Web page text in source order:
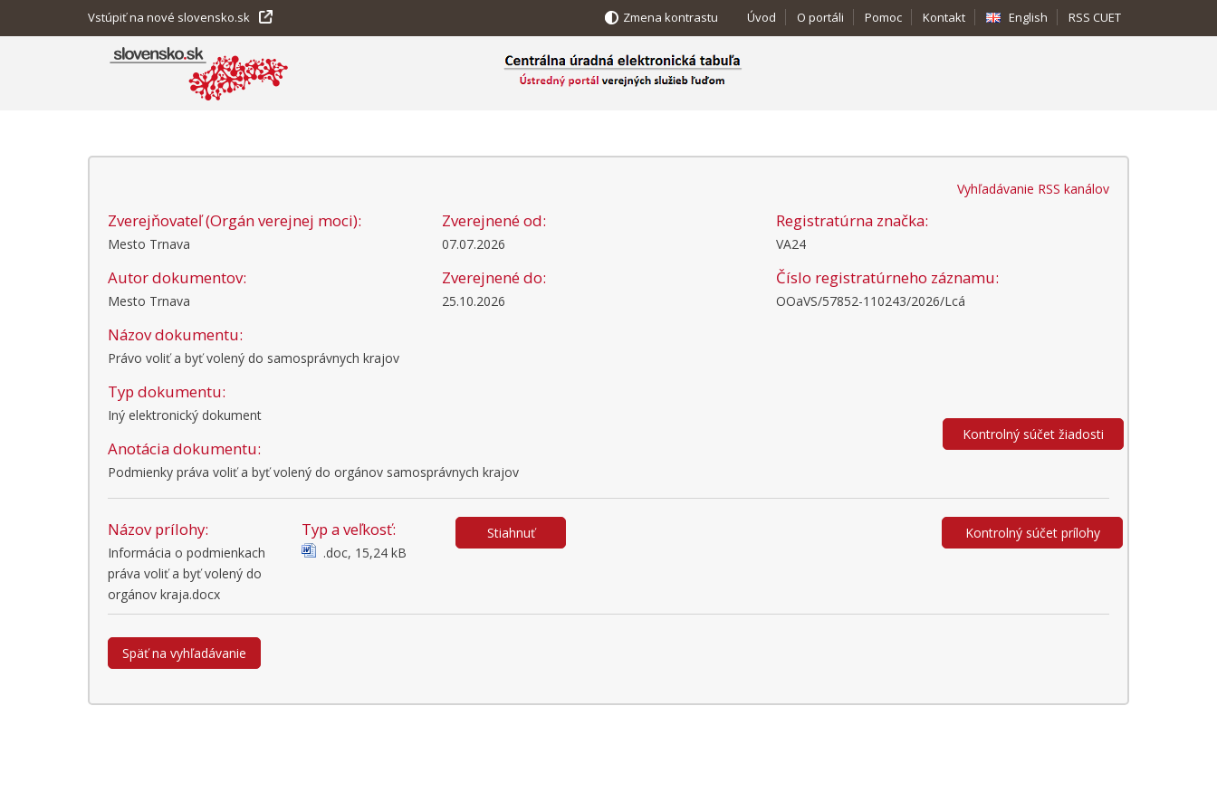
Vstúpiť na nové slovensko.sk Zmena kontrastu Úvod O portáli Pomoc Kontakt English RSS CUET
Vyhľadávanie RSS kanálov
Zverejňovateľ (Orgán verejnej moci):
Mesto Trnava
Zverejnené od:
07.07.2026
Registratúrna značka:
VA24
Autor dokumentov:
Mesto Trnava
Zverejnené do:
25.10.2026
Číslo registratúrneho záznamu:
OOaVS/57852-110243/2026/Lcá
Názov dokumentu:
Právo voliť a byť volený do samosprávnych krajov
Typ dokumentu:
Iný elektronický dokument
Anotácia dokumentu:
Podmienky práva voliť a byť volený do orgánov samosprávnych krajov
Kontrolný súčet žiadosti
Názov prílohy:
Informácia o podmienkach
práva voliť a byť volený do
orgánov kraja.docx
Typ a veľkosť:
.doc, 15,24 kB
Stiahnuť Kontrolný súčet prílohy
Späť na vyhľadávanie